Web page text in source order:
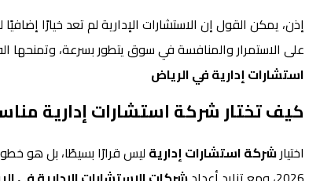
إذن، يمكن القول إن الاستشارات الإدارية لم تعد خيارًا إضافيًا
على الاستمرار والمنافسة في سوق يتطور بسرعة، وتمنحها
استشارات إدارية في الرياض
كيف تختار شركة استشارات إدارية
اختيارشركة استشارات إدارية ليس قرارًا بسيطًا، بل هو